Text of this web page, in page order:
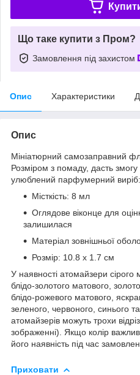
Що таке купити з Пром?
Замовлення під захистом
Опис Характеристики
Опис
Мініатюрний самозаправний
Розміром з помаду, дасть
улюблений парфумерний
Місткість: 8 мл
Оглядове віконце для
залишилася
Матеріал зовнішньої
Розмір: 10.8 х 1.7 см
У наявності атомайзери сірого
блідо-золотого матового,
блідо-рожевого матового,
зеленого, червоного, синього
атомайзерів можуть трохи
зображенні). Якщо колір
його наявність під час
Приховати